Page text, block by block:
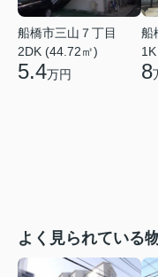
船橋市三山７丁目
2DK (44.72㎡)
5.4万円
船
8
よく見られている